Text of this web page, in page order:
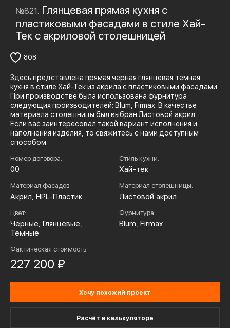
№821. Глянцевая прямая кухня с
пластиковыми фасадами в стиле Хай-
Тек c акриловой столешницей
808
Здесь представлена прямая черная глянцевая темная
кухня в стиле Хай-Тек из акрила с пластиковыми фасадами.
При производстве была использована фурнитура
следующих производителей: Blum, Firmax. В качестве
материала столешницы был выбран Листовой акрил.
Если вас заинтересовал такой вариант исполнения и
наполнения изделия, то свяжитесь с нами доступным
способом
Номер договора:
00
Стиль кухни:
Хай-тек
Материал фасадов:
Акрил, HPL-Пластик
Материал столешницы:
Листовой акрил
Цвет:
Черные, Глянцевые,
Темные
Фурнитура:
Blum, Firmax
Фактическая стоимость:
227 200 ₽
Хочу похожий проект
Расчёт в калькуляторе